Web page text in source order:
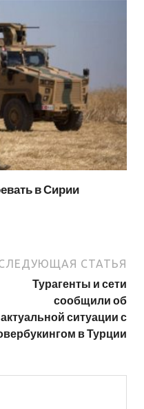
в Сирии
СТАТЬЯ
Турагенты и сети
сообщили об
актуальной ситуации с
в Турции